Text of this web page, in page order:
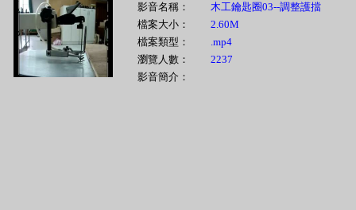
影音名稱：
木工鑰匙圈03--調整護擋
檔案大小：
2.60M
檔案類型：
.mp4
瀏覽人數：
2237
影音簡介：